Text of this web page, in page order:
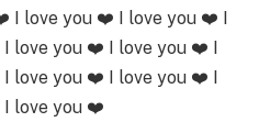
I love you ❤️ I love you ❤️ I
love you ❤️ I love you ❤️ I
love you ❤️ I love you ❤️ I
love you ❤️